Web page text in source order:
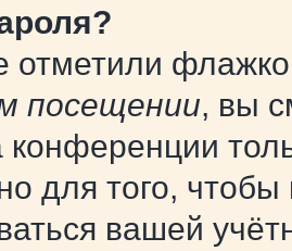
отметили
посещении, вы
для того, чтобы
вашей